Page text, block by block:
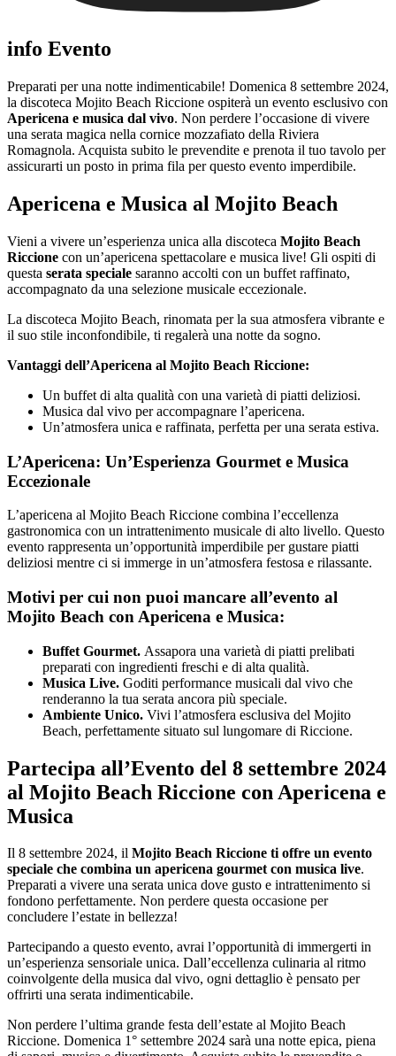
info Evento
Preparati per una notte indimenticabile! Domenica 8 settembre 2024,
la discoteca Mojito Beach Riccione ospiterà un evento esclusivo con
Apericena e musica dal vivo. Non perdere l’occasione di vivere
una serata magica nella cornice mozzafiato della Riviera
Romagnola. Acquista subito le prevendite e prenota il tuo tavolo per
assicurarti un posto in prima fila per questo evento imperdibile.
Apericena e Musica al Mojito Beach
Vieni a vivere un’esperienza unica alla discoteca Mojito Beach
Riccione con un’apericena spettacolare e musica live! Gli ospiti di
questa serata speciale saranno accolti con un buffet raffinato,
accompagnato da una selezione musicale eccezionale.
La discoteca Mojito Beach, rinomata per la sua atmosfera vibrante e
il suo stile inconfondibile, ti regalerà una notte da sogno.
Vantaggi dell’Apericena al Mojito Beach Riccione:
Un buffet di alta qualità con una varietà di piatti deliziosi.
Musica dal vivo per accompagnare l’apericena.
Un’atmosfera unica e raffinata, perfetta per una serata estiva.
L’Apericena: Un’Esperienza Gourmet e Musica
Eccezionale
L’apericena al Mojito Beach Riccione combina l’eccellenza
gastronomica con un intrattenimento musicale di alto livello. Questo
evento rappresenta un’opportunità imperdibile per gustare piatti
deliziosi mentre ci si immerge in un’atmosfera festosa e rilassante.
Motivi per cui non puoi mancare all’evento al
Mojito Beach con Apericena e Musica:
Buffet Gourmet. Assapora una varietà di piatti prelibati
preparati con ingredienti freschi e di alta qualità.
Musica Live. Goditi performance musicali dal vivo che
renderanno la tua serata ancora più speciale.
Ambiente Unico. Vivi l’atmosfera esclusiva del Mojito
Beach, perfettamente situato sul lungomare di Riccione.
Partecipa all’Evento del 8 settembre 2024
al Mojito Beach Riccione con Apericena e
Musica
Il 8 settembre 2024, il Mojito Beach Riccione ti offre un evento
speciale che combina un apericena gourmet con musica live.
Preparati a vivere una serata unica dove gusto e intrattenimento si
fondono perfettamente. Non perdere questa occasione per
concludere l’estate in bellezza!
Partecipando a questo evento, avrai l’opportunità di immergerti in
un’esperienza sensoriale unica. Dall’eccellenza culinaria al ritmo
coinvolgente della musica dal vivo, ogni dettaglio è pensato per
offrirti una serata indimenticabile.
Non perdere l’ultima grande festa dell’estate al Mojito Beach
Riccione. Domenica 1° settembre 2024 sarà una notte epica, piena